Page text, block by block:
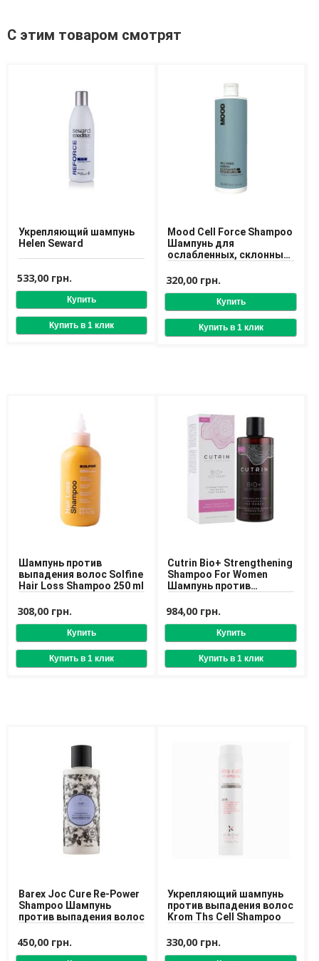
Уход для ног
Для бороды и усов
Наборы косметики для мужчин
Средства для бритья
Уход для лица
Уход для тела
Уход за мужскими волосами
О Магазине
Контакты
Отзывы
Доставка
С этим товаром смотрят
Укрепляющий шампунь
Helen Seward
533,00 грн.
Mood Cell Force Shampoo
Шампунь для
ослабленных, склонных
320,00 грн.
Шампунь против
выпадения волос Solfine
Hair Loss Shampoo 250 ml
308,00 грн.
Cutrin Bio+ Strengthening
Shampoo For Women
Шампунь против
984,00 грн.
Barex Joc Cure Re-Power
Shampoo Шампунь
против выпадения волос
450,00 грн.
Укрепляющий шампунь
против выпадения волос
Krom Ths Cell Shampoo
330,00 грн.